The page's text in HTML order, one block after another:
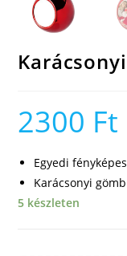
2300 Ft
Egyedi
Karácsonyi
5 készleten